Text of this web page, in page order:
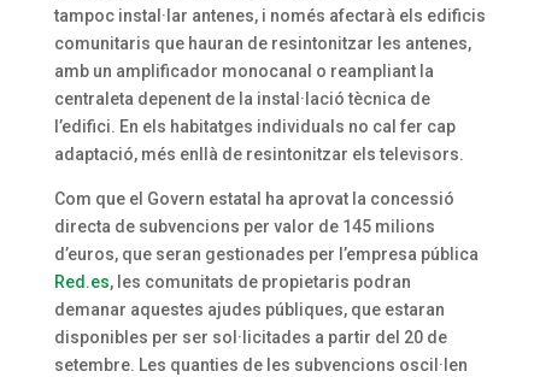
tampoc instal·lar antenes, i només afectarà els edificis
comunitaris que hauran de resintonitzar les antenes,
amb un amplificador monocanal o reampliant la
centraleta depenent de la instal·lació tècnica de
l’edifici. En els habitatges individuals no cal fer cap
adaptació, més enllà de resintonitzar els televisors.
Com que el Govern estatal ha aprovat la concessió
directa de subvencions per valor de 145 milions
d’euros, que seran gestionades per l’empresa pública
Red.es, les comunitats de propietaris podran
demanar aquestes ajudes públiques, que estaran
disponibles per ser sol·licitades a partir del 20 de
setembre. Les quanties de les subvencions oscil·len